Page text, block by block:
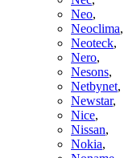
Neo,
Neoclima,
Neoteck,
Nero,
Nesons,
Netbynet,
Newstar,
Nice,
Nissan,
Nokia,